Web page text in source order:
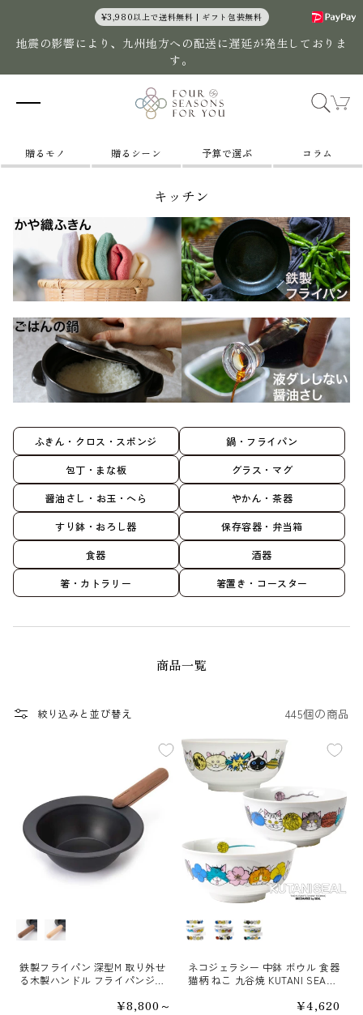
¥3,980以上で送料無料 | ギフト包装無料
地震の影響により、九州地方への配送に遅延が発生しておりま
す。
ー
贈るモノ 贈るシーン 予算で選ぶ コラム
キッチン
ふきん・クロス・スポンジ 鍋・フライパン
包丁・まな板 グラス・マグ
醤油さし・お玉・へら やかん・茶器
すり鉢・おろし器 保存容器・弁当箱
食器 酒器
箸・カトラリー 箸置き・コースター
商品一覧
絞り込みと並び替え 445個の商品
ハンドル素材
鉄製フライパン 深型M 取り外せ
る木製ハンドル フライパンジュ
通
¥8,800～
柄
ネコジェラシー 中鉢 ボウル 食器
猫柄 ねこ 九谷焼 KUTANI SEAL
通
¥4,620